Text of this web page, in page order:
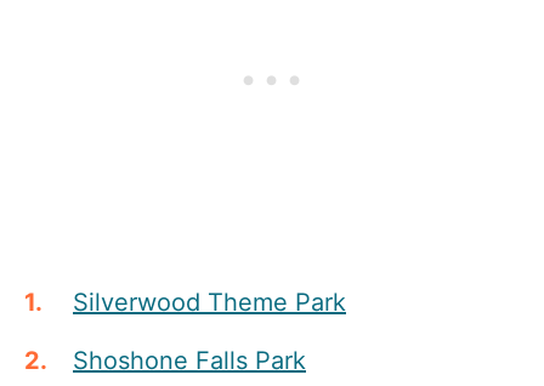
Silverwood Theme Park
Shoshone Falls Park